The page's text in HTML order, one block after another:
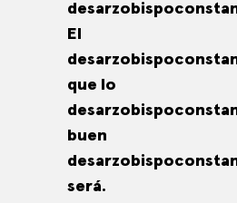
El
que lo
buen
será.